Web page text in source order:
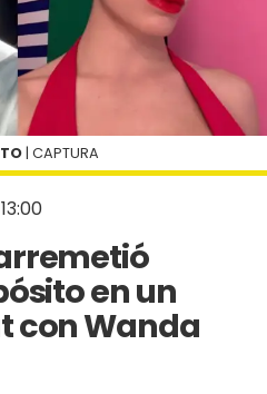
en un
con Wanda
| CAPTURA